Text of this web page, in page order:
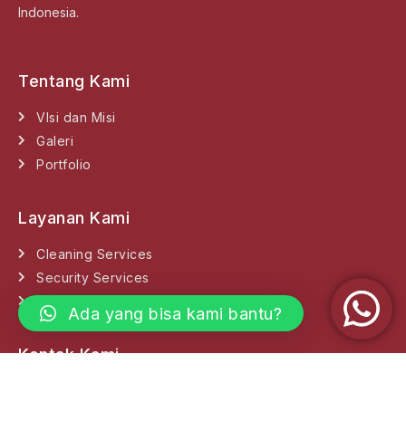
Indonesia.
Tentang Kami
VIsi dan Misi
Galeri
Portfolio
Layanan Kami
Cleaning Services
Security Services
Kontak Kami
Ada yang bisa kami bantu?